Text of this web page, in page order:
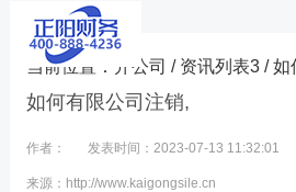
当前位置： 开公司 / 资讯列表3/ 如
如何有限公司注销,
作者： 发表时间：2023-07-13 11:32:01
来源：http://www.kaigongsile.cn